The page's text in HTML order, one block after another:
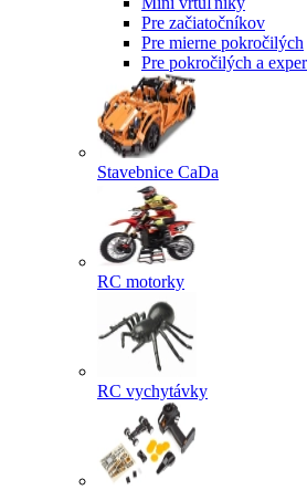
Pre začiatočníkov
Pre mierne pokročilých
Pre pokročilých a
Stavebnice CaDa
RC motorky
RC vychytávky